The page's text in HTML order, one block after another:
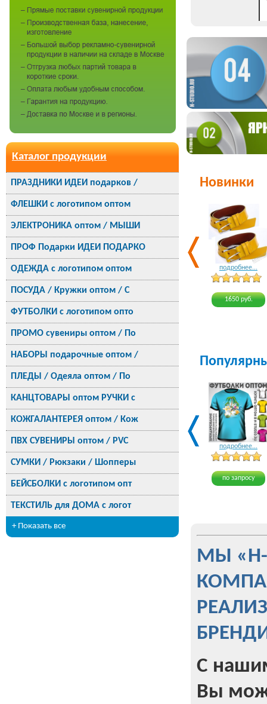
Каталог продукции
ПРАЗДНИКИ ИДЕИ подарков /
ФЛЕШКИ с логотипом оптом
ЭЛЕКТРОНИКА оптом / МЫШИ
ПРОФ Подарки ИДЕИ ПОДАРКО
ОДЕЖДА с логотипом оптом
ПОСУДА / Кружки оптом / С
ФУТБОЛКИ с логотипом опто
ПРОМО сувениры оптом / По
НАБОРЫ подарочные оптом /
ПЛЕДЫ / Одеяла оптом / По
КАНЦТОВАРЫ оптом РУЧКИ с
КОЖГАЛАНТЕРЕЯ оптом / Кож
ПВХ СУВЕНИРЫ оптом / PVC
СУМКИ / Рюкзаки / Шопперы
БЕЙСБОЛКИ с логотипом опт
ТЕКСТИЛЬ для ДОМА с логот
+ Показать все
Новинки
подробнее...
1650 руб.
подробнее...
по запросу
МЫ
С
Вы